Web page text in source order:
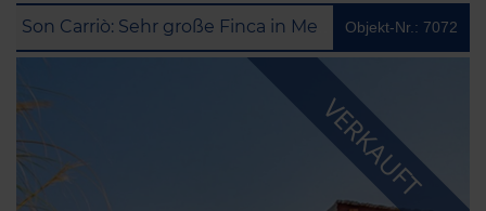
Objekt-Nr.: 7072
VERKAUFT